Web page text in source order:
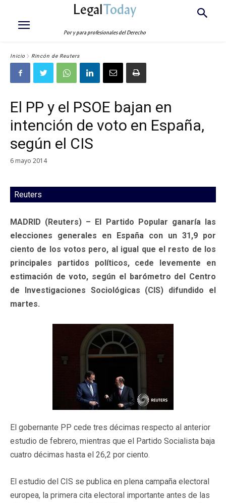
LegalToday
Por y para profesionales del Derecho
Inicio Rincón de Reuters
El PP y el PSOE bajan en
intención de voto en España,
según el CIS
6 mayo 2014
Reuters
MADRID (Reuters) – El Partido Popular ganaría las
elecciones generales en España con un 31,9 por
ciento de los votos pero, al igual que el resto de los
principales partidos políticos, cede levemente en
estimación de voto, según el barómetro del Centro
de Investigaciones Sociológicas (CIS) difundido el
martes.
El gobernante PP cede tres décimas respecto al anterior
estudio de febrero, mientras que el Partido Socialista baja
cuatro décimas hasta el 26,2 por ciento.
El estudio del CIS se publica en plena campaña electoral
europea, la primera cita electoral importante antes de las